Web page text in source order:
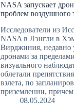
NASA запускает
проблем воздушного
Исследователи из
NASA в Лэнгли в
Вирджиния, недавно
дронами за
визуального
облетали
взлета, по
приземлении,
08.05.2024